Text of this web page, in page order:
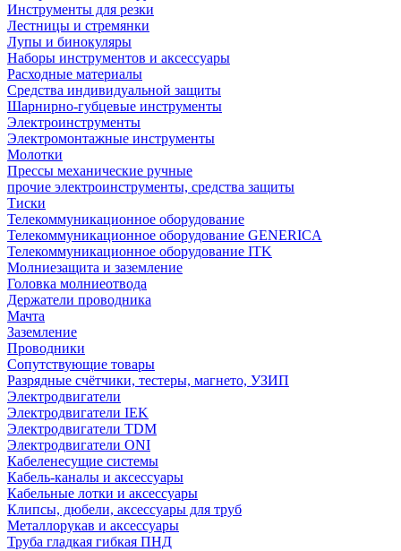
Инструменты для резки
Лестницы и стремянки
Лупы и бинокуляры
Наборы инструментов и аксессуары
Расходные материалы
Средства индивидуальной защиты
Шарнирно-губцевые инструменты
Электроинструменты
Электромонтажные инструменты
Молотки
Прессы механические ручные
прочие электроинструменты, средства защиты
Тиски
Телекоммуникационное оборудование
Телекоммуникационное оборудование GENERICA
Телекоммуникационное оборудование ITK
Молниезащита и заземление
Головка молниеотвода
Держатели проводника
Мачта
Заземление
Проводники
Сопутствующие товары
Разрядные счётчики, тестеры, магнето, УЗИП
Электродвигатели
Электродвигатели IEK
Электродвигатели TDM
Электродвигатели ONI
Кабеленесущие системы
Кабель-каналы и аксессуары
Кабельные лотки и аксессуары
Клипсы, дюбели, аксессуары для труб
Металлорукав и аксессуары
Труба гладкая гибкая ПНД